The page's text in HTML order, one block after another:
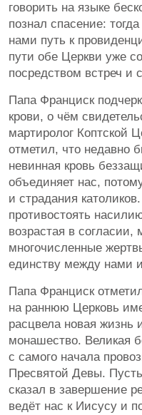
говорить на языке
познал спасение:
нами путь к
пути обе Церкви уже
посредством встреч и
Папа Франциск
крови, о чём
мартиролог Коптской
отметил, что недавно
невинная кровь
объединяет нас,
и страдания
противостоять
возрастая в согласии,
многочисленные
единству между нами
Папа Франциск
на раннюю Церковь
расцвела новая жизнь
монашество. Великая
с самого начала
Пресвятой Девы.
сказал в завершение
ведёт нас к Иисусу и